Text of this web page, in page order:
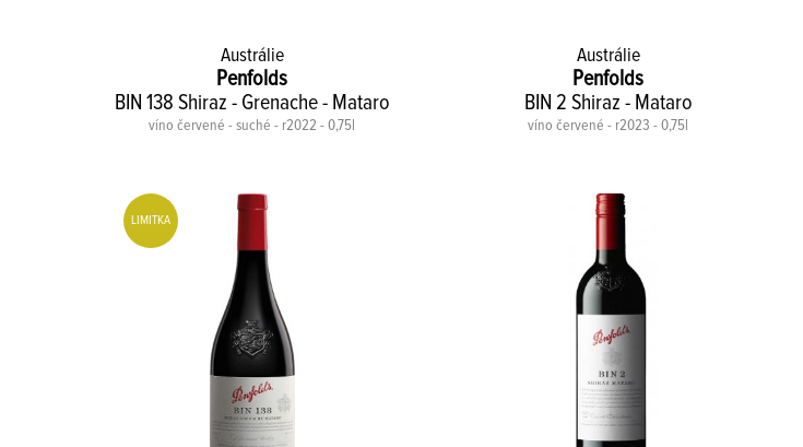
Austrálie
Penfolds
BIN 138 Shiraz - Grenache - Mataro
víno červené - suché - r2022 - 0,75l
LIMITKA
Austrálie
Penfolds
BIN 2 Shiraz - Mataro
víno červené - r2023 - 0,75l